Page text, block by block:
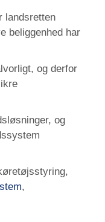
landsretten
beliggenhed har
og derfor
og
,